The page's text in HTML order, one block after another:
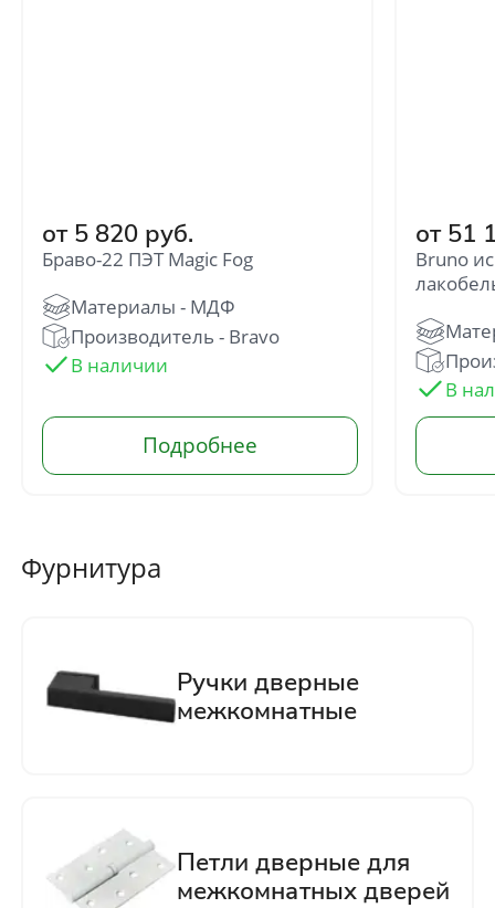
от 5 820 руб.
Браво-22 ПЭТ Magic Fog
Производитель - Bravo
от 51
Bruno
Фурнитура
Отправить
Нажимая кнопку «Отправить», Вы
соглашаетесь с политикой обработки
персональных данных